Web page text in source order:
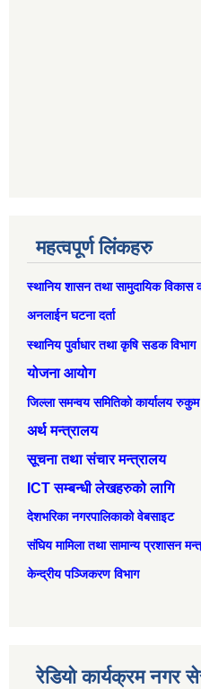
महत्वपूर्ण लिंकहरु
स्थानिय शासन तथा सामुदायिक
अनलाईन घटना दर्ता
स्थानिय पुर्वाधार तथा कृषि सडक विभाग
योजना आयोग
जिल्ला समन्वय समितिको कार्यालय रुकुम
अर्थ मन्त्रालय
सूचना तथा संचार मन्त्रालय
ICT सम्बन्धी लेखहरुको लागि
देशभरिका नगरपालिकाको वेबसाइट
संघिय मामिला तथा सामान्‍य प्रशासन
केन्द्रीय पञ्जिकरण विभाग
रेडियो कार्यक्रम नगर